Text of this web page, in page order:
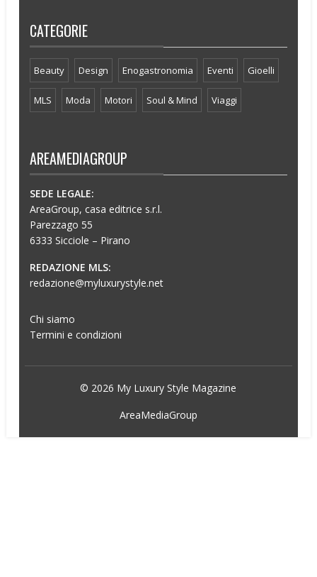
CATEGORIE
Beauty Design Enogastronomia Eventi Gioelli
MLS Moda Motori Soul & Mind Viaggi
AREAMEDIAGROUP
SEDE LEGALE:
AreaGroup, casa editrice s.r.l.
Parezzago 55
6333 Sicciole – Pirano
REDAZIONE MLS:
redazione@myluxurystyle.net
Chi siamo
Termini e condizioni
© 2026 My Luxury Style Magazine
AreaMediaGroup